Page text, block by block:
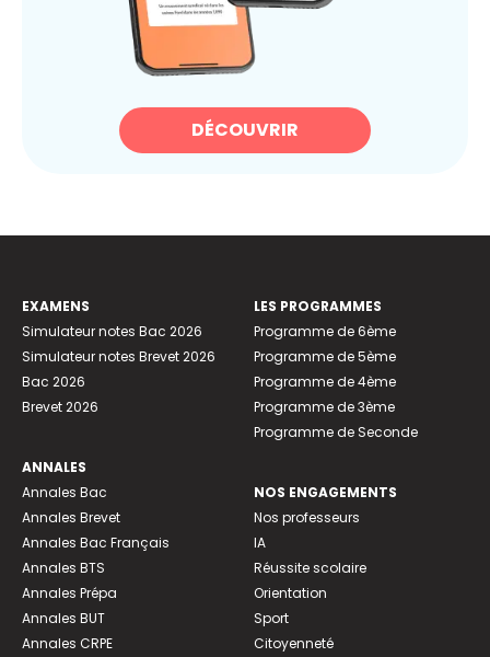
DÉCOUVRIR
EXAMENS
Simulateur notes Bac 2026
Simulateur notes Brevet 2026
Bac 2026
Brevet 2026
ANNALES
Annales Bac
Annales Brevet
Annales Bac Français
Annales BTS
Annales Prépa
Annales BUT
Annales CRPE
LES PROGRAMMES
Programme de 6ème
Programme de 5ème
Programme de 4ème
Programme de 3ème
Programme de Seconde
NOS ENGAGEMENTS
Nos professeurs
IA
Réussite scolaire
Orientation
Sport
Citoyenneté